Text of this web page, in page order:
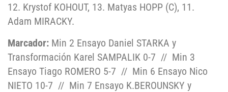
12. Krystof KOHOUT, 13. Matyas HOPP (C), 11.
Adam MIRACKY.
Marcador: Min 2 Ensayo Daniel STARKA y
Transformación Karel SAMPALIK 0-7 // Min 3
Ensayo Tiago ROMERO 5-7 // Min 6 Ensayo Nico
NIETO 10-7 // Min 7 Ensayo K.BEROUNSKY y